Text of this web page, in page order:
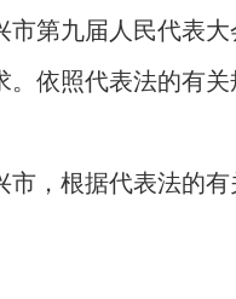
第九届人民代表
依照代表法的有
，根据代表法的